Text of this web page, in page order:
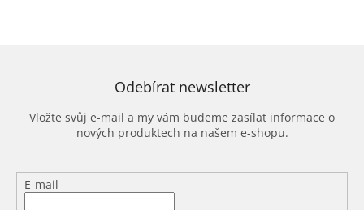
Odebírat newsletter
Vložte svůj e-mail a my vám budeme zasílat informace o
nových produktech na našem e-shopu.
E-mail